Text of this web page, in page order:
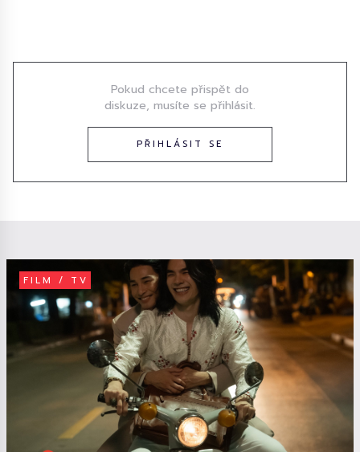
Pokud chcete přispět do
diskuze, musíte se přihlásit.
PŘIHLÁSIT SE
FILM / TV